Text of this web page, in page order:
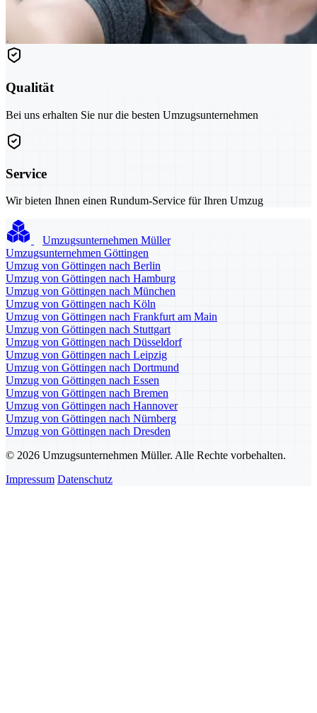
Qualität
Bei uns erhalten Sie nur die besten Umzugsunternehmen
Service
Wir bieten Ihnen einen Rundum-Service für Ihren Umzug
Umzugsunternehmen Müller
Umzugsunternehmen Göttingen
Umzug von Göttingen nach Berlin
Umzug von Göttingen nach Hamburg
Umzug von Göttingen nach München
Umzug von Göttingen nach Köln
Umzug von Göttingen nach Frankfurt am Main
Umzug von Göttingen nach Stuttgart
Umzug von Göttingen nach Düsseldorf
Umzug von Göttingen nach Leipzig
Umzug von Göttingen nach Dortmund
Umzug von Göttingen nach Essen
Umzug von Göttingen nach Bremen
Umzug von Göttingen nach Hannover
Umzug von Göttingen nach Nürnberg
Umzug von Göttingen nach Dresden
© 2026 Umzugsunternehmen Müller. Alle Rechte vorbehalten.
Impressum Datenschutz